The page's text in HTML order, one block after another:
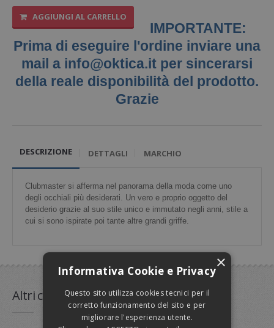
MARCHI
AGGIUNGI AL CARRELLO
IMPORTANTE:
Prima di eseguire l'ordine inviare una
mail a info@oktica.it per sincerarsi
della reale disponibilità del prodotto.
Grazie
DESCRIZIONE DETTAGLI MARCHIO
Clubmaster si afferma nel panorama della moda come uno
degli occhiali più desiderati. Un vero e proprio oggetto del
desiderio grazie al suo stile unico e immutato negli anni, stile a
cui si sono ispirate poi tante altre grandi griffe.
Altri coloridisponibili
×
Informativa Cookie e Privacy
Questo sito utilizza cookies tecnici per il
corretto funzionamento del sito e per
migliorare l'esperienza utente.